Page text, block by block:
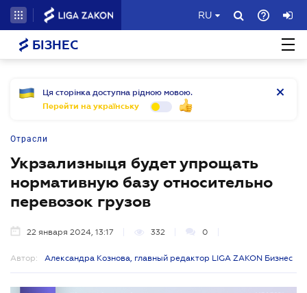
RU
БІЗНЕС
Ця сторінка доступна рідною мовою.
Перейти на українську
Отрасли
Укрзализныця будет упрощать
нормативную базу относительно
перевозок грузов
22 января 2024, 13:17 332 0
Автор: Александра Кознова, главный редактор LIGA ZAKON Бизнес